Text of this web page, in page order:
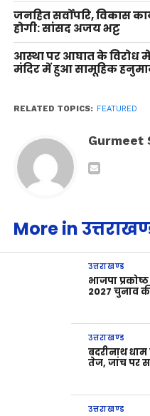
जनहित सर्वोपरि, विकास
होगी: सांसद अजय भट्ट
आस्था पर आघात के विरोध
मंदिर में हुआ सामूहिक
RELATED TOPICS: FEATURED
Gurmeet
More in
उत्तराखण्ड
भाजपा
2027 चुनाव
उत्तराखण्ड
बदरीनाथ धाम
तेज, जांच पर
उत्तराखण्ड